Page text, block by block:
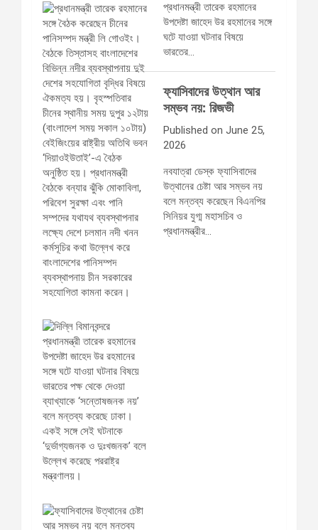
প্রধানমন্ত্রী তারেক রহমানের
উপদেষ্টা জাহেদ উর রহমানের সঙ্গে
ঘটে যাওয়া ঘটনার বিষয়ে
ভারতের…
ফ্যাসিবাদের উত্থান আর
সম্ভব নয়: রিজভী
Published on June 25,
2026
নবযাত্রা ডেস্ক ফ্যাসিবাদের
উত্থানের চেষ্টা আর সম্ভব নয়
বলে মন্তব্য করেছেন বিএনপির
সিনিয়র যুগ্ম মহাসচিব ও
প্রধানমন্ত্রীর…